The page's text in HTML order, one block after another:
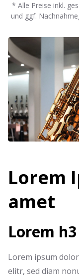
* Alle Preise inkl.
und ggf.
Lorem
amet
Lorem
Lorem ipsum
elitr, sed diam